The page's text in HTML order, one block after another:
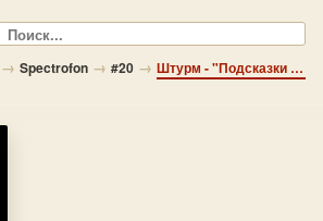
Поиск
→ Spectrofon → #20 → Штурм - "Подсказки из подземелья" заинтересуют многих поклонников игры "Bards Tale".